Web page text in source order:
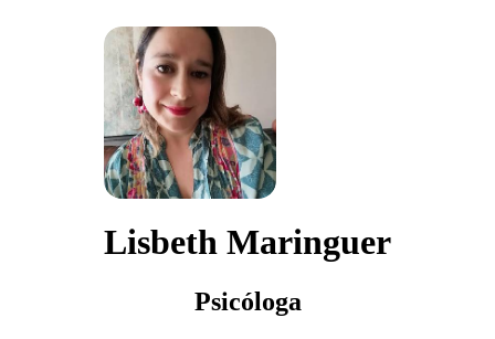
Lisbeth Maringuer
Psicóloga